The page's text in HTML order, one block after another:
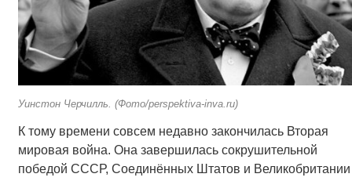
Уинстон Черчилль. (Фото/perspektiva-inva.ru)
К тому времени совсем недавно закончилась Вторая
мировая война. Она завершилась сокрушительной
победой СССР, Соединённых Штатов и Великобритании